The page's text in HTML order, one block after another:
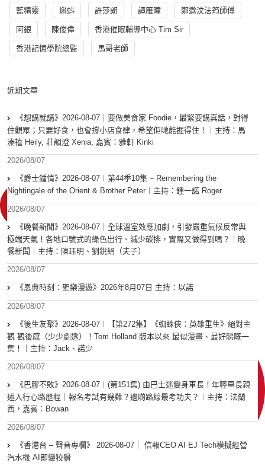
藍精靈 蝌蚪 許莎朗 譚雁瞳 鄭遨汶法筠師傅
阿銀 陳俊偉 香港催眠輔導中心 Tim Sir
香港記憶學院總監 馬哥老師
近期文章
《想講就講》2026-08-07｜要做美食家 Foodie，最緊要講真話，對得
住觀眾；只要好食，也會撐小店食肆，希望佢哋能捱得住！｜主持：馬
溱禧 Heily, 莊韻澄 Xenia, 嘉賓：雅軒 Kinki
2026/08/07
《爵士鍾情》2026-08-07︱第44季10集 – Remembering the
Nightingale of the Orient & Brother Peter︱主持：鍾一諾 Roger
2026/08/07
《晚餐新聞》2026-08-07｜全球溫室效應加劇，引發嚴重氣候反常與
極端天氣！各地口號式的綠色出行、減少碳排，實際又做得到嗎？｜晚
餐新聞｜主持：陳珏明、劉銳紹（夫子）
2026/08/07
《恩典時刻：聖樂漫遊》2026年8月07日 主持：以諾
2026/08/07
《後生友聚》2026-08-07︱【第272集】《蜘蛛俠：英雄重生》絕對主
觀 觀後感（少少劇透）！Tom Holland 版本以來 最似漫畫、最好睇嘅一
集！｜主持：Jack、諾少
2026/08/07
《巴膠不敗》2026-08-07︱(第151集) 由巴士迷變身車長！年輕車長親
述入行心路歷程｜報名考試有幾難？邊啲路線最考功夫？︱主持：法蘭
西，嘉賓︰Bowan
2026/08/07
《香港台 – 聲音專欄》 2026-08-07｜ 信報CEO AI EJ Tech模擬經營
汽水機 AI即變狡猾